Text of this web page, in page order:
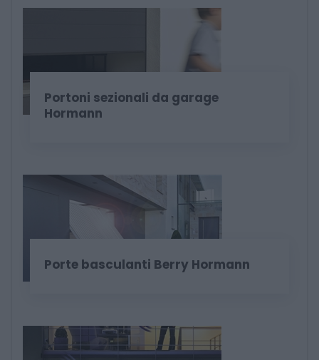
Portoni sezionali da garage
Hormann
Porte basculanti Berry Hormann